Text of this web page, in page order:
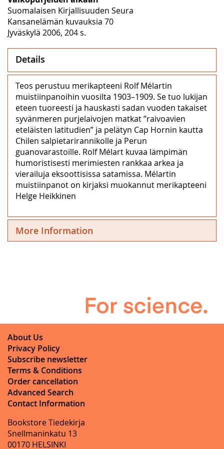
Suomalaisen Kirjallisuuden Seura
Kansanelämän kuvauksia 70
Jyväskylä 2006, 204 s.
Details
Teos perustuu merikapteeni Rolf Mélartin
muistiinpanoihin vuosilta 1903–1909. Se tuo lukijan
eteen tuoreesti ja hauskasti sadan vuoden takaiset
syvänmeren purjelaivojen matkat ”raivoavien
eteläisten latitudien” ja pelätyn Cap Hornin kautta
Chilen salpietarirannikolle ja Perun
guanovarastoille. Rolf Mélart kuvaa lämpimän
humoristisesti merimiesten rankkaa arkea ja
vierailuja eksoottisissa satamissa. Mélartin
muistiinpanot on kirjaksi muokannut merikapteeni
Helge Heikkinen
More Information
About Us
Privacy Policy
Subscribe newsletter
Terms & Conditions
Order cancellation
Advanced Search
Contact Information
Bookstore Tiedekirja
Snellmaninkatu 13
00170 HELSINKI